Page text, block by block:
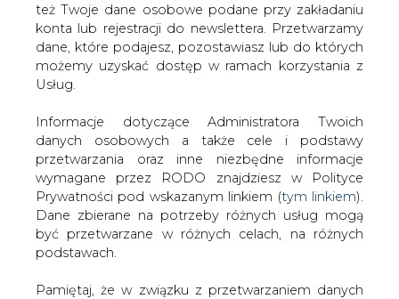
też Twoje dane osobowe podane przy zakładaniu
konta lub rejestracji do newslettera. Przetwarzamy
dane, które podajesz, pozostawiasz lub do których
możemy uzyskać dostęp w ramach korzystania z
Usług.
Informacje dotyczące Administratora Twoich
danych osobowych a także cele i podstawy
przetwarzania oraz inne niezbędne informacje
wymagane przez RODO znajdziesz w Polityce
Prywatności pod wskazanym linkiem (tym linkiem).
Dane zbierane na potrzeby różnych usług mogą
być przetwarzane w różnych celach, na różnych
podstawach.
Pamiętaj, że w związku z przetwarzaniem danych
Strona główna
SERWIS INFORMACYJNY CIRE
Brytyjski rząd ma poprzeć w UE import ropy z
kanadyjskich piasków
drukuj
skomentuj
udostępnij
Brytyjski rząd ma poprzeć w UE